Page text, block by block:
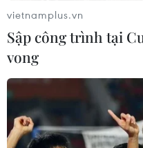
phía Đông Nam
vietnamplus.vn
Sập công trình tại
vong